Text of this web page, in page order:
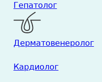
Гепатолог
Дерматовенеролог
Кардиолог